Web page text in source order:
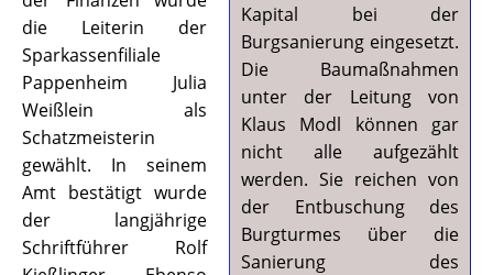
Kapital bei der
Burgsanierung eingesetzt.
Die Baumaßnahmen
unter der Leitung von
Klaus Modl können gar
nicht alle aufgezählt
werden. Sie reichen von
der Entbuschung des
Burgturmes über die
Sanierung des
die Leiterin der
Sparkassenfiliale
Pappenheim Julia
Weißlein als
Schatzmeisterin
gewählt. In seinem
Amt bestätigt wurde
der langjährige
Schriftführer Rolf